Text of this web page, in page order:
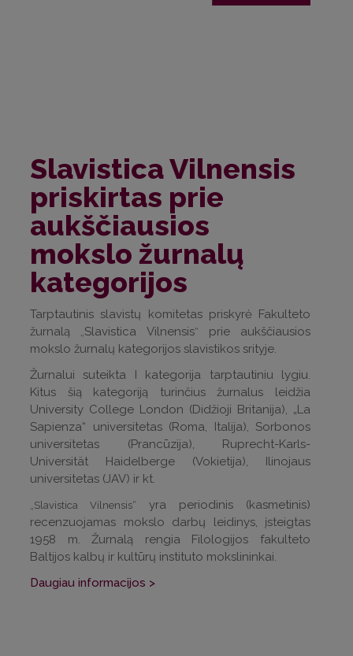
Slavistica Vilnensis
priskirtas prie
aukščiausios
mokslo žurnalų
kategorijos
Tarptautinis slavistų komitetas priskyrė Fakulteto
žurnalą
„Slavistica Vilnensis“
prie aukščiausios
mokslo žurnalų kategorijos slavistikos srityje.
Žurnalui suteikta I kategorija tarptautiniu lygiu.
Kitus šią kategoriją turinčius žurnalus leidžia
University College London (Didžioji Britanija), „La
Sapienza“ universitetas (Roma, Italija), Sorbonos
universitetas (Prancūzija), Ruprecht-Karls-
Universität Haidelberge (Vokietija), Ilinojaus
universitetas (JAV) ir kt.
„Slavistica Vilnensis“
yra periodinis (kasmetinis)
recenzuojamas mokslo darbų leidinys, įsteigtas
1958 m. Žurnalą rengia Filologijos fakulteto
Baltijos kalbų ir kultūrų instituto mokslininkai.
Daugiau informacijos >